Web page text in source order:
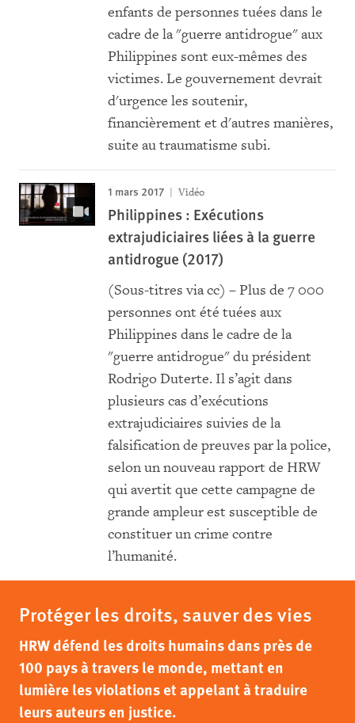
enfants de personnes tuées dans le
cadre de la "guerre antidrogue" aux
Philippines sont eux-mêmes des
victimes. Le gouvernement devrait
d'urgence les soutenir,
financièrement et d'autres manières,
suite au traumatisme subi.
1 mars 2017 Vidéo
Philippines : Exécutions
extrajudiciaires liées à la guerre
antidrogue (2017)
(Sous-titres via cc) – Plus de 7 000
personnes ont été tuées aux
Philippines dans le cadre de la
"guerre antidrogue" du président
Rodrigo Duterte. Il s’agit dans
plusieurs cas d’exécutions
extrajudiciaires suivies de la
falsification de preuves par la police,
selon un nouveau rapport de HRW
qui avertit que cette campagne de
grande ampleur est susceptible de
constituer un crime contre
l’humanité.
Protéger les droits, sauver des vies
HRW défend les droits humains dans près de
100 pays à travers le monde, mettant en
lumière les violations et appelant à traduire
leurs auteurs en justice.